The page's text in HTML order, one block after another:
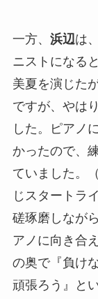
一方、 浜辺は
ニストになる
美夏を演じた
ですが、やは
した。ピアノ
かったので、
ていました。
じスタートラ
磋琢磨しなが
アノに向き合
の奥で『負け
頑張ろう』と